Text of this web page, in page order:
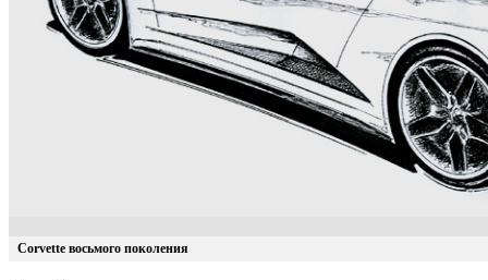
Corvette восьмого поколения